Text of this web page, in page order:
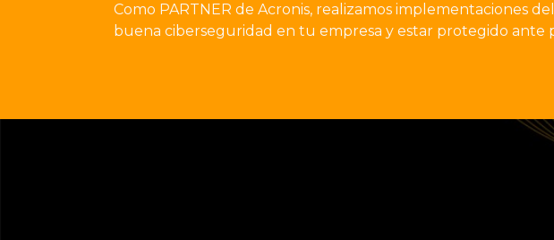
Como PARTNER de Acronis, realizamos implementaciones
buena ciberseguridad en tu empresa y estar protegido ante